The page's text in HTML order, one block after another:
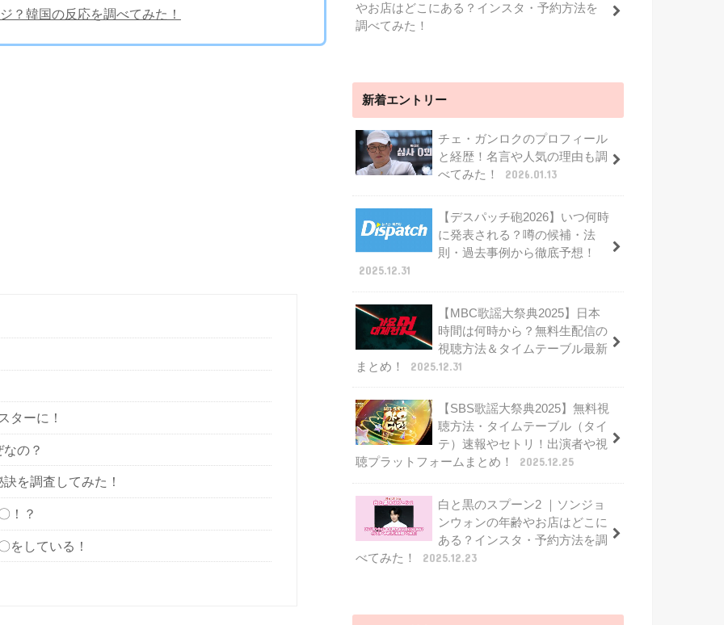
？韓国の反応を調べてみた！
ターに！
の？
を調査してみた！
！？
をしている！
やお店はどこにある？インスタ・予約方法を
調べてみた！
新着エントリー
チェ・ガンロクのプロフィール
と経歴！名言や人気の理由も調
べてみた！
2026.01.13
【デスパッチ砲2026】いつ何時
に発表される？噂の候補・法
則・過去事例から徹底予想！
2025.12.31
【MBC歌謡大祭典2025】日本
時間は何時から？無料生配信の
視聴方法＆タイムテーブル最新
まとめ！
2025.12.31
【SBS歌謡大祭典2025】無料視
聴方法・タイムテーブル（タイ
テ）速報やセトリ！出演者や視
聴プラットフォームまとめ！
2025.12.25
白と黒のスプーン2 ｜ソンジョ
ンウォンの年齢やお店はどこに
ある？インスタ・予約方法を調
べてみた！
2025.12.23